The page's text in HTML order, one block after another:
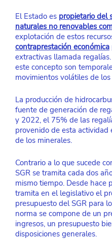
El Estado es propietario del
naturales no renovables
explotación de estos
contraprestación económica
extractivas llamada
este concepto son
movimientos volátiles de
La producción de
fuente de generación de
y 2022, el 75% de las
provenido de esta
de los minerales.
Contrario a lo que sucede
SGR se tramita cada dos
mismo tiempo. Desde hace
tramita en el legislativo el
presupuesto del SGR para
norma se compone de un
ingresos, un presupuesto
disposiciones generales.